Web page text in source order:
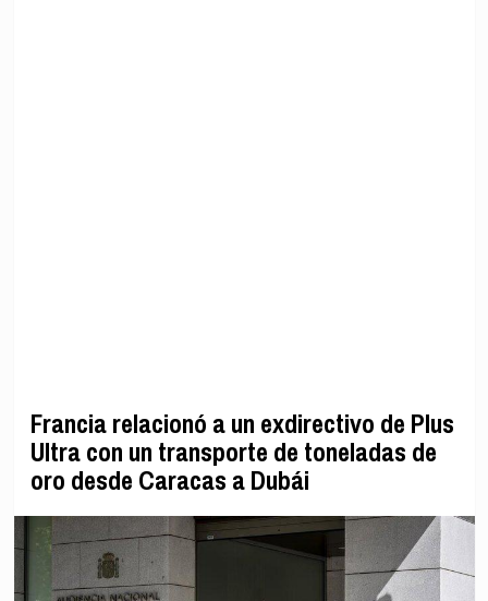
Francia relacionó a un exdirectivo de Plus
Ultra con un transporte de toneladas de
oro desde Caracas a Dubái